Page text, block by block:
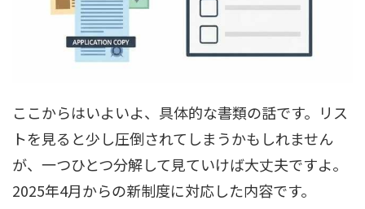
ここからはいよいよ、具体的な書類の話です。リス
トを見ると少し圧倒されてしまうかもしれません
が、一つひとつ分解して見ていけば大丈夫ですよ。
2025年4月からの新制度に対応した内容です。